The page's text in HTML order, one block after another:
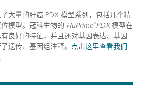
大量的肝癌 PDX 模型系列，包括几个精
模型。冠科生物的 HuPrime®PDX模型在
良好的特征，并且还对基因表达、基因
遗传、基因组注释。 点击这里查看我们